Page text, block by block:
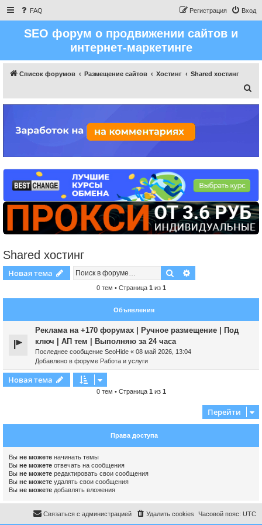
FAQ Вход
Регистрация
SEO форум о продвижении сайтов и
интернет-маркетинге
Список форумов Размещение сайтов Хостинг
Shared хостинг
Shared хостинг
Новая тема Поиск
0 тем • Страница 1 из 1
Объявления
Реклама на +170 форумах | Ручное размещение | Под
ключ | АП тем | Выполняю за 24 часа
Последнее сообщение SeoHide « 08 май 2026, 13:04
Добавлено в форуме Работа и услуги
Новая тема
0 тем • Страница 1 из 1
Перейти
Права доступа
Вы не можете начинать темы
Вы не можете отвечать на сообщения
Вы не можете редактировать свои сообщения
Вы не можете удалять свои сообщения
Вы не можете добавлять вложения
Часовой пояс: UTC
Удалить cookies
Связаться с администрацией